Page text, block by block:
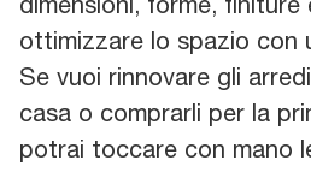
ottimizzare lo spazio con
Se vuoi rinnovare gli
casa o comprarli per la
potrai toccare con mano